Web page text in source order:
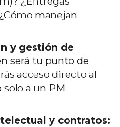
manejan
y gestión de
será tu punto de
acceso directo al
a un PM
y contratos: